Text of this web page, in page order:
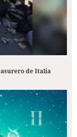
de Italia